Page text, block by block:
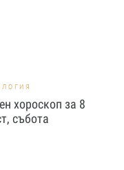
хороскоп за 8
събота